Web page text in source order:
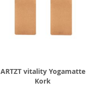
ARTZT vitality Yogamatte
Kork